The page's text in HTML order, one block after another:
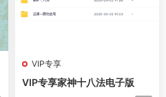
VIP专享
VIP专享家神十八法电子版